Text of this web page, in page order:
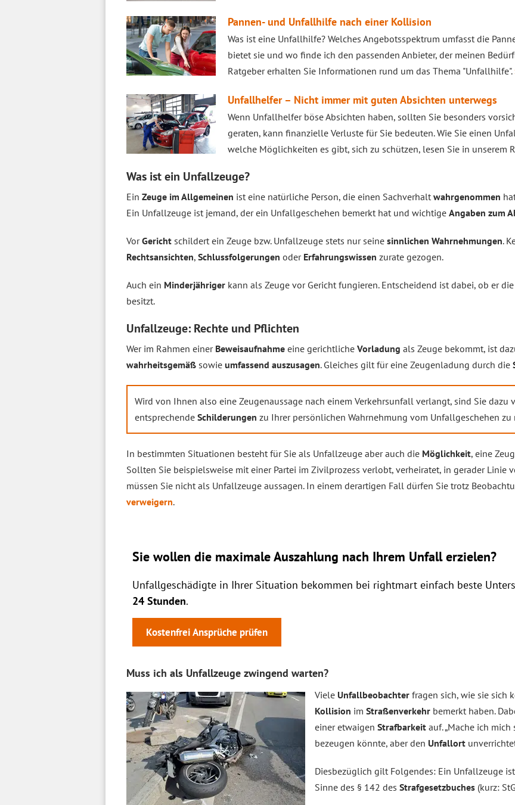
Pannen- und Unfallhilfe nach einer Kollision
Was ist eine Unfallhilfe? Welches Angebotsspektrum umfasst die
bietet sie und wo finde ich den passenden Anbieter, der meinen
Ratgeber erhalten Sie Informationen rund um das Thema "Unfallhilfe".
Unfallhelfer – Nicht immer mit guten Absichten unterwegs
Wenn Unfallhelfer böse Absichten haben, sollten Sie besonders
geraten, kann finanzielle Verluste für Sie bedeuten. Wie Sie einen
welche Möglichkeiten es gibt, sich zu schützen, lesen Sie in unserem
Was ist ein Unfallzeuge?
Ein Zeuge im Allgemeinen ist eine natürliche Person, die einen Sachverhalt wahrgenommen
Ein Unfallzeuge ist jemand, der ein Unfallgeschehen bemerkt hat und wichtige Angaben zum
VorGericht schildert ein Zeuge bzw. Unfallzeuge stets nur seine sinnlichen Wahrnehmungen.
Rechtsansichten, Schlussfolgerungen oder Erfahrungswissen zurate gezogen.
Auch ein Minderjähriger kann als Zeuge vor Gericht fungieren. Entscheidend ist dabei, ob er
besitzt.
Unfallzeuge: Rechte und Pflichten
Wer im Rahmen einer Beweisaufnahme eine gerichtliche Vorladung als Zeuge bekommt, ist
wahrheitsgemäß sowie umfassend auszusagen. Gleiches gilt für eine Zeugenladung durch die
Wird von Ihnen also eine Zeugenaussage nach einem Verkehrsunfall verlangt, sind Sie dazu
entsprechende Schilderungen zu Ihrer persönlichen Wahrnehmung vom Unfallgeschehen zu
In bestimmten Situationen besteht für Sie als Unfallzeuge aber auch die Möglichkeit, eine
Sollten Sie beispielsweise mit einer Partei im Zivilprozess verlobt, verheiratet, in gerader Linie
müssen Sie nicht als Unfallzeuge aussagen. In einem derartigen Fall dürfen Sie trotz
verweigern.
Sie wollen die maximale Auszahlung nach Ihrem Unfall erzielen?
Unfallgeschädigte in Ihrer Situation bekommen bei rightmart einfach beste
24 Stunden.
Kostenfrei Ansprüche prüfen
Muss ich als Unfallzeuge zwingend warten?
Viele Unfallbeobachter fragen sich, wie sie sich
Kollision im Straßenverkehr bemerkt haben.
einer etwaigen Strafbarkeit auf. „Mache ich
bezeugen könnte, aber den Unfallort
Diesbezüglich gilt Folgendes: Ein Unfallzeuge
Sinne des § 142 des Strafgesetzbuches (kurz: